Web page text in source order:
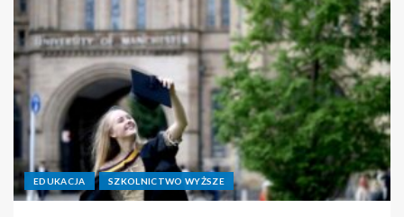
EDUKACJA SZKOLNICTWO WYŻSZE